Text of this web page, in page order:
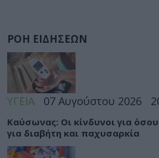
ΡΟΗ ΕΙΔΗΣΕΩΝ
ΥΓΕΙΑ 07 Αυγούστου 2026
Καύσωνας: Οι κίνδυνοι για
για διαβήτη και παχυσαρκία